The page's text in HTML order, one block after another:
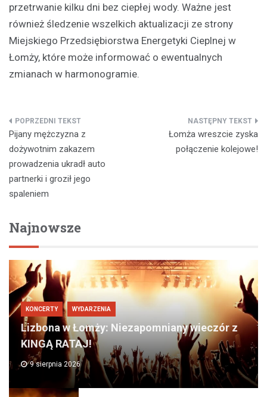
przetrwanie kilku dni bez ciepłej wody. Ważne jest
również śledzenie wszelkich aktualizacji ze strony
Miejskiego Przedsiębiorstwa Energetyki Cieplnej w
Łomży, które może informować o ewentualnych
zmianach w harmonogramie.
Nawigacja
wpisu
Pijany mężczyzna z
dożywotnim zakazem
prowadzenia ukradł auto
partnerki i groził jego
spaleniem
Łomża wreszcie zyska
połączenie kolejowe!
Najnowsze
KONCERTY WYDARZENIA
Lizbona w Łomży: Niezapomniany wieczór z
KINGĄ RATAJ!
9 sierpnia 2026